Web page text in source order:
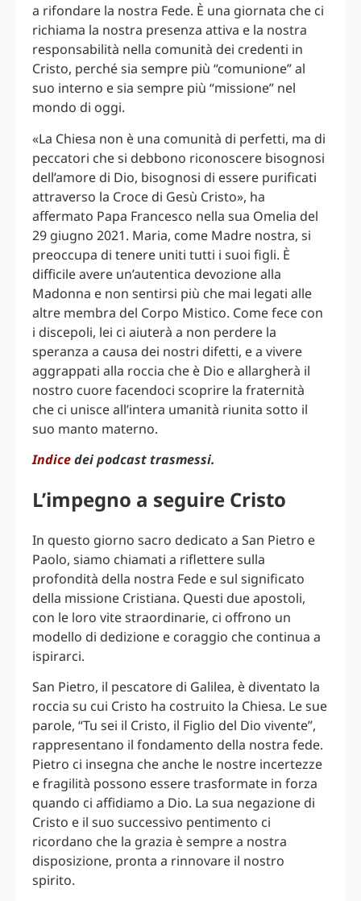
a rifondare la nostra Fede. È una giornata che ci
richiama la nostra presenza attiva e la nostra
responsabilità nella comunità dei credenti in
Cristo, perché sia sempre più “comunione” al
suo interno e sia sempre più “missione” nel
mondo di oggi.
«La Chiesa non è una comunità di perfetti, ma di
peccatori che si debbono riconoscere bisognosi
dell’amore di Dio, bisognosi di essere purificati
attraverso la Croce di Gesù Cristo», ha
affermato Papa Francesco nella sua Omelia del
29 giugno 2021. Maria, come Madre nostra, si
preoccupa di tenere uniti tutti i suoi figli. È
difficile avere un’autentica devozione alla
Madonna e non sentirsi più che mai legati alle
altre membra del Corpo Mistico. Come fece con
i discepoli, lei ci aiuterà a non perdere la
speranza a causa dei nostri difetti, e a vivere
aggrappati alla roccia che è Dio e allargherà il
nostro cuore facendoci scoprire la fraternità
che ci unisce all’intera umanità riunita sotto il
suo manto materno.
Indicedei podcast trasmessi.
L’impegno a seguire Cristo
In questo giorno sacro dedicato a San Pietro e
Paolo, siamo chiamati a riflettere sulla
profondità della nostra Fede e sul significato
della missione Cristiana. Questi due apostoli,
con le loro vite straordinarie, ci offrono un
modello di dedizione e coraggio che continua a
ispirarci.
San Pietro, il pescatore di Galilea, è diventato la
roccia su cui Cristo ha costruito la Chiesa. Le sue
parole, “Tu sei il Cristo, il Figlio del Dio vivente”,
rappresentano il fondamento della nostra fede.
Pietro ci insegna che anche le nostre incertezze
e fragilità possono essere trasformate in forza
quando ci affidiamo a Dio. La sua negazione di
Cristo e il suo successivo pentimento ci
ricordano che la grazia è sempre a nostra
disposizione, pronta a rinnovare il nostro
spirito.